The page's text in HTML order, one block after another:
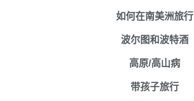
如何在南美洲旅行
波尔图和波特酒
高原/高山病
带孩子旅行